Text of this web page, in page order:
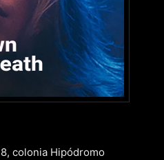
colonia Hipódromo